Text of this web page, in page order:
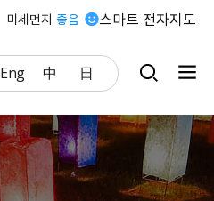
스마트 전자지도
미세먼지 좋음
Eng 中 日